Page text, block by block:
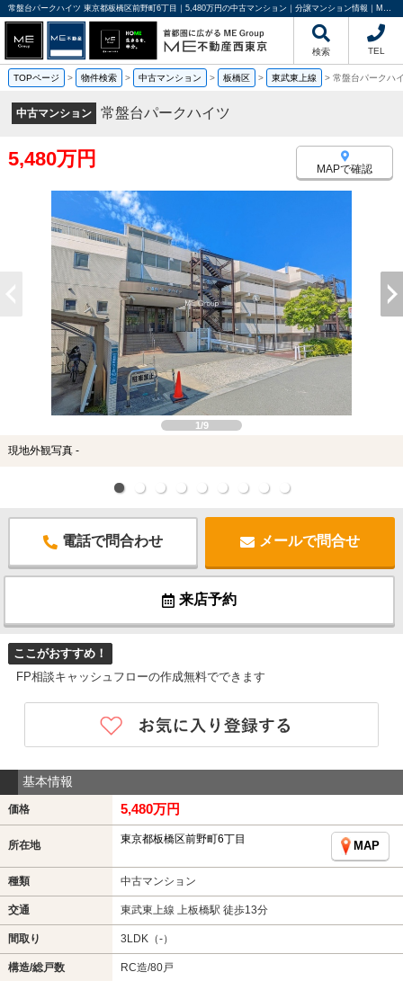
常盤台パークハイツ 東京都板橋区前野町6丁目｜5,480万円の中古マンション｜分譲マンション情報｜ME不動産西東京
検索 TEL
TOPページ > 物件検索 > 中古マンション > 板橋区 > 東武東上線 > 常盤台パークハ
中古マンション 常盤台パークハイツ
5,480万円 MAPで確認
1/9
現地外観写真 -
電話で問合わせ メールで問合せ
来店予約
ここがおすすめ！
FP相談キャッシュフローの作成無料でできます
基本情報
価格 5,480万円
所在地 東京都板橋区前野町6丁目
MAP
種類 中古マンション
交通 東武東上線 上板橋駅 徒歩13分
間取り 3LDK（-）
構造/総戸数 RC造/80戸